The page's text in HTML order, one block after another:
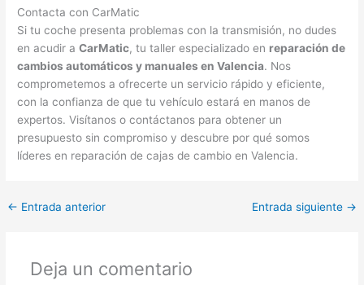
Contacta con CarMatic
Si tu coche presenta problemas con la transmisión, no dudes
en acudir aCarMatic, tu taller especializado en reparación de
cambios automáticos y manuales en Valencia. Nos
comprometemos a ofrecerte un servicio rápido y eficiente,
con la confianza de que tu vehículo estará en manos de
expertos. Visítanos o contáctanos para obtener un
presupuesto sin compromiso y descubre por qué somos
líderes en reparación de cajas de cambio en Valencia.
← Entrada anterior Entrada siguiente →
Deja un comentario